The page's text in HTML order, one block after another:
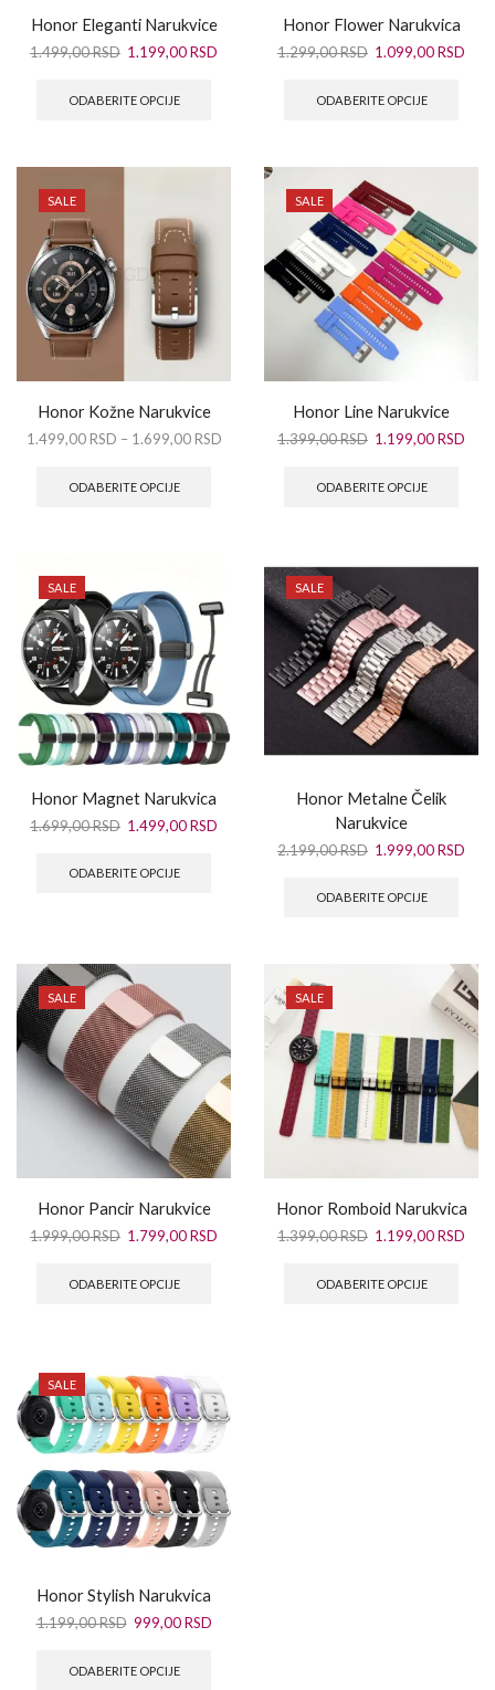
Honor Eleganti Narukvice
1.499,00RSD 1.199,00RSD
ODABERITE OPCIJE
Honor Flower Narukvica
1.299,00RSD 1.099,00RSD
ODABERITE OPCIJE
SALE
Honor Kožne Narukvice
1.499,00 RSD – 1.699,00 RSD
ODABERITE OPCIJE
SALE
Honor Line Narukvice
1.399,00RSD 1.199,00RSD
ODABERITE OPCIJE
SALE
Honor Magnet Narukvica
1.699,00RSD 1.499,00RSD
ODABERITE OPCIJE
SALE
Honor Metalne Čelik
Narukvice
2.199,00RSD 1.999,00RSD
ODABERITE OPCIJE
SALE
Honor Pancir Narukvice
1.999,00RSD 1.799,00RSD
ODABERITE OPCIJE
SALE
Honor Romboid Narukvica
1.399,00RSD 1.199,00RSD
ODABERITE OPCIJE
SALE
Honor Stylish Narukvica
1.199,00RSD 999,00RSD
ODABERITE OPCIJE